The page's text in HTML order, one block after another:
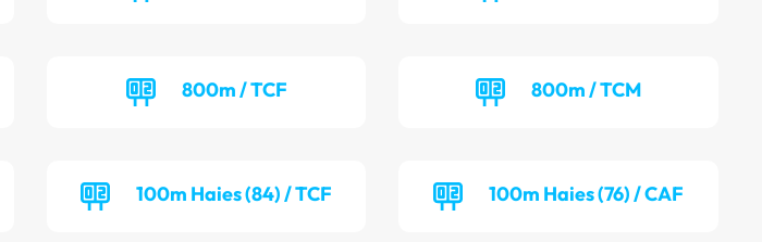
800m / TCF 800m / TCM
100m Haies (84) / TCF 100m Haies (76) / CAF